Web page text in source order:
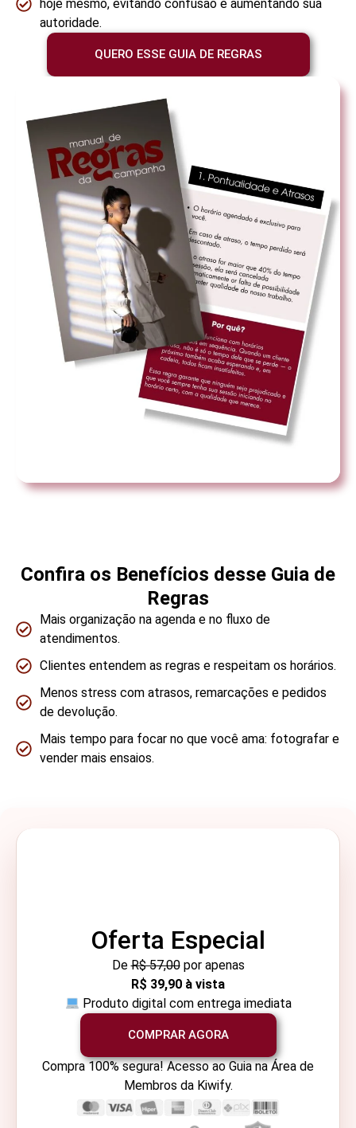
hoje mesmo, evitando confusão e aumentando sua
autoridade.
QUERO ESSE GUIA DE REGRAS
Confira os Benefícios desse Guia de
Regras
Mais organização na agenda e no fluxo de
atendimentos.
Clientes entendem as regras e respeitam os horários.
Menos stress com atrasos, remarcações e pedidos
de devolução.
Mais tempo para focar no que você ama: fotografar e
vender mais ensaios.
Oferta Especial
DeR$ 57,00por apenas
R$ 39,90 à vista
Produto digital com entrega imediata
COMPRAR AGORA
Compra 100% segura! Acesso ao Guia na Área de
Membros da Kiwify.